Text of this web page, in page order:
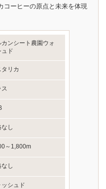
コーヒーの原点と未来を体現
カンシート農園ウォ
ュド
タリカ
ス
し
～1,800m
し
ッシュド